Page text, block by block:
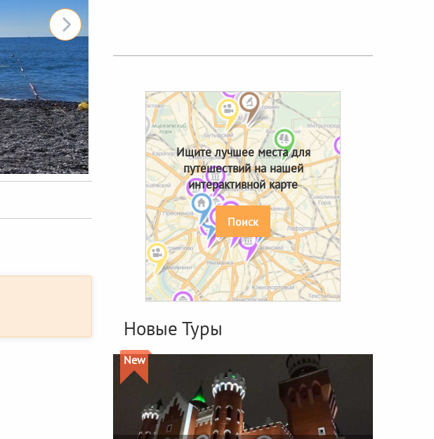
Ищите лучшее места для
путешествий на нашей
интерактивной карте
Поиск
Новые Туры
New